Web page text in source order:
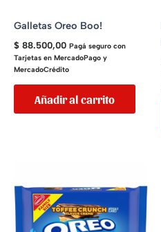
Galletas Oreo Boo!
$ 88.500,00 Pagá seguro con
Tarjetas en MercadoPago y
MercadoCrédito
Añadir al carrito